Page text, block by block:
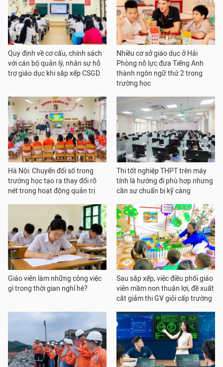
Quy định về cơ cấu, chính sách
với cán bộ quản lý, nhân sự hỗ
trợ giáo dục khi sắp xếp CSGD
Nhiều cơ sở giáo dục ở Hải
Phòng nỗ lực đưa Tiếng Anh
thành ngôn ngữ thứ 2 trong
trường học
Hà Nội: Chuyển đổi số trong
trường học tạo ra thay đổi rõ
nét trong hoạt động quản trị
Thi tốt nghiệp THPT trên máy
tính là hướng đi phù hợp nhưng
cần sự chuẩn bị kỹ càng
Giáo viên làm những công việc
gì trong thời gian nghỉ hè?
Sau sắp xếp, việc điều phối giáo
viên mầm non thuận lợi, đề xuất
cắt giảm thi GV giỏi cấp trường